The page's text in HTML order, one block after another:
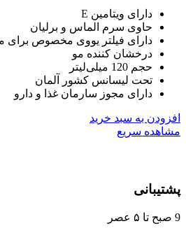
دارای ویتامین E
حاوی سرم الماس و برلیان
دارای فیلتر یووی مخصوص برای
درخشان کننده مو
حجم 120 میلی‌لیتر
تحت لیسانس کشور آلمان
دارای مجوز سارمان غذا و دارو
به سبد خرید
سریع